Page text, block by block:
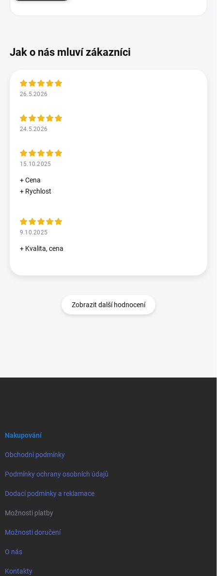
26.5.2026
24.5.2026
15.10.2025
+ Cena
+ Rychlost
9.10.2025
+ Kvalita, cena
Zobrazit další hodnocení
Nakupování
Obchodní podmínky
Podmínky ochrany osobních údajů
Dodací podmínky a reklamace
Možnosti platby
Možnosti doručení
O nás
Kontakty